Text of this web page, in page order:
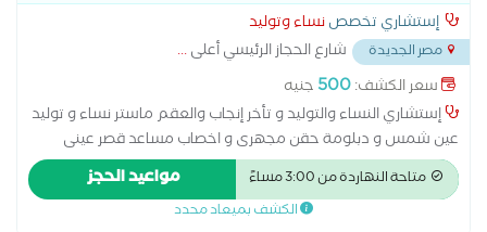
إستشاري تخصصنساء وتوليد
مصر الجديدة شارع الحجاز الرئيسي أعلى...
سعر الكشف:500 جنيه
إستشاري النساء والتوليد و تأخر إنجاب والعقم ماستر نساء و توليد
عين شمس و دبلومة حقن مجهرى و اخصاب مساعد قصر عينى
استئصال المبيض اطفال الانابيب الحقن المجهري الولادة الطبيعية
الولادة القيصرية تحليل بطانة الرحم رعاية ما قبل الولادة وبعدها
سونار سونار ثلاثي الابعاد سونار رباعي الابعاد عمليات تجميل المهبل
متاحة النهاردة من 3:00 مساءً مواعيد الحجز
الكشف بميعاد محدد